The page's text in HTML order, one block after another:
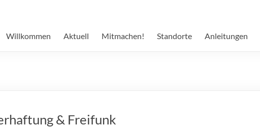
Willkommen Aktuell Mitmachen! Standorte Anleitungen
& Freifunk